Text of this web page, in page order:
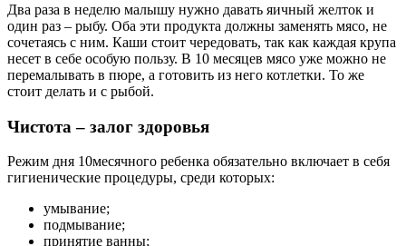
Два раза в неделю малышу нужно давать яичный желток и
один раз – рыбу. Оба эти продукта должны заменять мясо, не
сочетаясь с ним. Каши стоит чередовать, так как каждая крупа
несет в себе особую пользу. В 10 месяцев мясо уже можно не
перемалывать в пюре, а готовить из него котлетки. То же
стоит делать и с рыбой.
Чистота – залог здоровья
Режим дня 10месячного ребенка обязательно включает в себя
гигиенические процедуры, среди которых:
умывание;
подмывание;
принятие ванны;